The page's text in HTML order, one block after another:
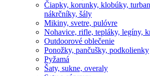
Čiapky, korunky, klobúky,
nákrčníky, šály
Mikiny, svetre, pulóvre
Nohavice, rifle, tepláky, legíny,
Outdoorové oblečenie
Ponožky, pančušky, podkolienky
Pyžamá
Šaty, sukne, overaly